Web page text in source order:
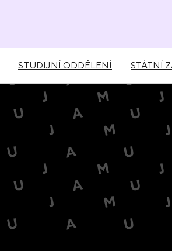
STUDIJNÍ ODDĚLENÍ STÁTNÍ